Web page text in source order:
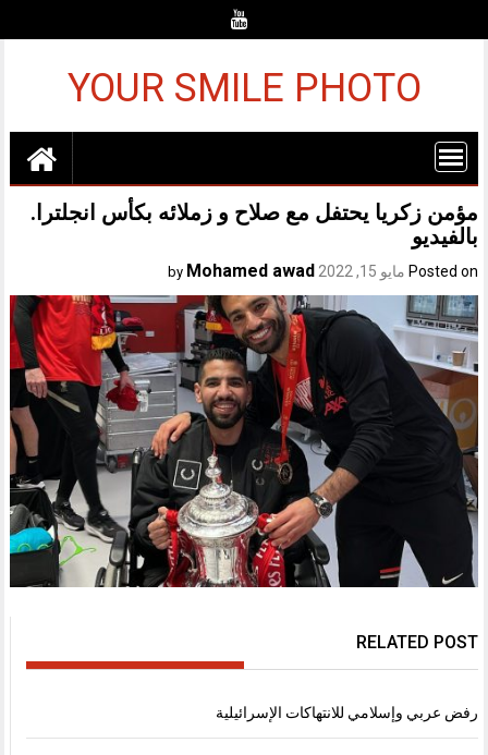
YOUR SMILE PHOTO
مؤمن زكريا يحتفل مع صلاح و زملائه بكأس انجلترا.
بالفيديو
Posted on مايو 15, 2022 Mohamed awad
RELATED POST
رفض عربي وإسلامي للانتهاكات الإسرائيلية